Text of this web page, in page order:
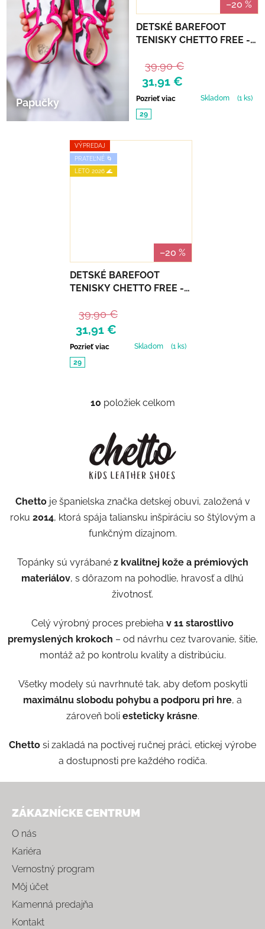
Papučky
–20 %
DETSKÉ BAREFOOT
TENISKY CHETTO FREE -
31,91 €
39,90 €
Pozrieť viac Skladom
(1 ks)
29
VÝPREDAJ
PRATEĽNÉ 🌀
LETO 2026 🌊
–20 %
DETSKÉ BAREFOOT
TENISKY CHETTO FREE -
31,91 €
39,90 €
Pozrieť viac Skladom
(1 ks)
29
Ovládacie prvky výpisu
10 položiek celkom
Chettoje španielska značka detskej obuvi, založená v
roku 2014, ktorá spája taliansku inšpiráciu so štýlovým a
funkčným dizajnom.
Topánky sú vyrábané z kvalitnej kože a prémiových
materiálov, s dôrazom na pohodlie, hravosť a dlhú
životnosť.
Celý výrobný proces prebieha v 11 starostlivo
premyslených krokoch – od návrhu cez tvarovanie, šitie,
montáž až po kontrolu kvality a distribúciu.
Všetky modely sú navrhnuté tak, aby deťom poskytli
maximálnu slobodu pohybu a podporu pri hre, a
zároveň boli esteticky krásne.
Chetto si zakladá na poctivej ručnej práci, etickej výrobe
a dostupnosti pre každého rodiča.
ZÁKAZNÍCKE CENTRUM
O nás
Kariéra
Vernostný program
Môj účet
Kamenná predajňa
Kontakt